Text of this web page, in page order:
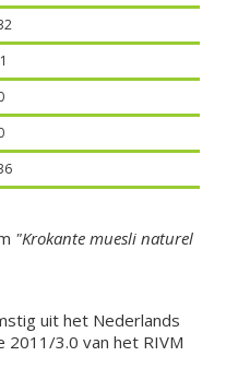
"Krokante muesli naturel
uit het Nederlands
3.0 van het RIVM